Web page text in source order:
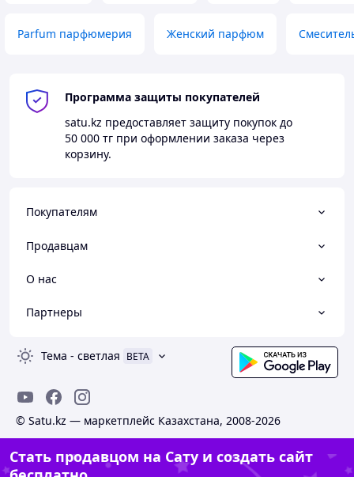
Parfum парфюмерия Женский парфюм
Программа защиты покупателей
satu.kz предоставляет защиту покупок до
50 000 тг при оформлении заказа через
корзину.
Покупателям
Продавцам
О нас
Партнеры
Тема - светлая BETA
© Satu.kz — маркетплейс Казахстана, 2008-2026
Стать продавцом на Сату и создать сайт